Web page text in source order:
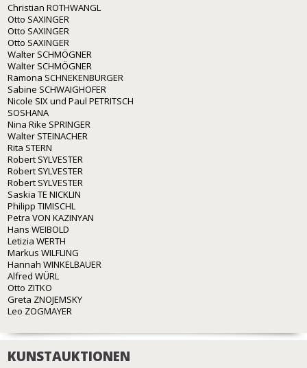
Christian ROTHWANGL
Otto SAXINGER
Otto SAXINGER
Otto SAXINGER
Walter SCHMÖGNER
Walter SCHMÖGNER
Ramona SCHNEKENBURGER
Sabine SCHWAIGHOFER
Nicole SIX und Paul PETRITSCH
SOSHANA
Nina Rike SPRINGER
Walter STEINACHER
Rita STERN
Robert SYLVESTER
Robert SYLVESTER
Robert SYLVESTER
Saskia TE NICKLIN
Philipp TIMISCHL
Petra VON KAZINYAN
Hans WEIBOLD
Letizia WERTH
Markus WILFLING
Hannah WINKELBAUER
Alfred WÜRL
Otto ZITKO
Greta ZNOJEMSKY
Leo ZOGMAYER
KUNSTAUKTIONEN